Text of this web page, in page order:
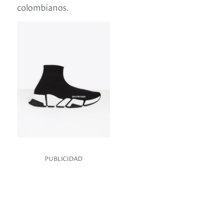
colombianos.
PUBLICIDAD